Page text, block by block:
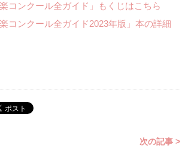
コンクール全ガイド」もくじはこちら
コンクール全ガイド2023年版」本の詳細
次の記事 >